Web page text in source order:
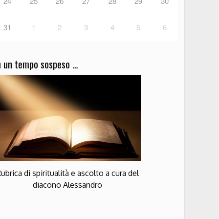
31 1 2 3 4 5 6
un tempo sospeso …
di spiritualità e ascolto a cura del
diacono Alessandro